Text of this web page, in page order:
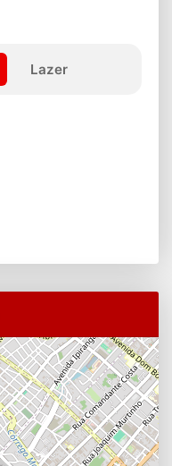
Lazer